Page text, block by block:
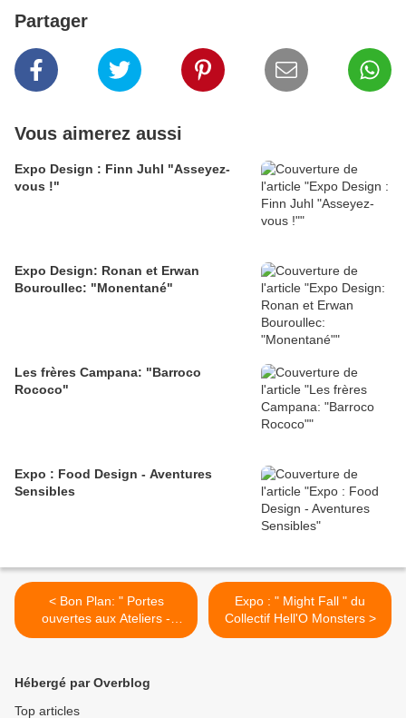
Partager
Vous aimerez aussi
Expo Design : Finn Juhl "Asseyez-
vous !"
Expo Design: Ronan et Erwan
Bouroullec: "Monentané"
Les frères Campana: "Barroco
Rococo"
Expo : Food Design - Aventures
Sensibles
< Bon Plan: " Portes
ouvertes aux Ateliers -
Lézarts de la Bièvre"
Expo : " Might Fall " du
Collectif Hell'O Monsters >
Hébergé par Overblog
Top articles